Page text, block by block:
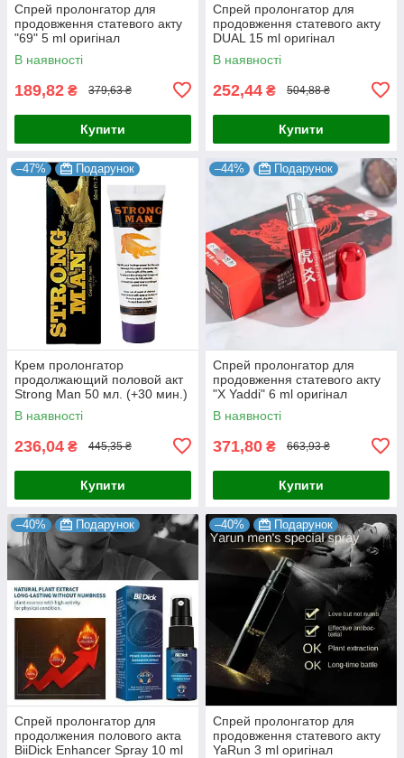
Спрей пролонгатор для
продовження статевого акту
"69" 5 ml оригінал
6974012338700
В наявності
189,82 ₴ 379,63 ₴
Купити
Спрей пролонгатор для
продовження статевого акту
DUAL 15 ml оригінал
6971341304550
В наявності
252,44 ₴ 504,88 ₴
Купити
–47% Подарунок
Крем пролонгатор
продолжающий половой акт
Strong Man 50 мл. (+30 мин.)
Оригинал 6970093832335
В наявності
236,04 ₴ 445,35 ₴
Купити
–44% Подарунок
Спрей пролонгатор для
продовження статевого акту
"X Yaddi" 6 ml оригінал
6971023271576
В наявності
371,80 ₴ 663,93 ₴
Купити
–40% Подарунок
Спрей пролонгатор для
продолжения полового акта
BiiDick Enhancer Spray 10 ml
–40% Подарунок
Спрей пролонгатор для
продовження статевого акту
YaRun 3 ml оригінал